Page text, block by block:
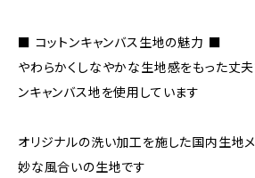
■ コットンキャンバス生地の魅力 ■
やわらかくしなやかな生地感をもった丈
ンキャンバス地を使用しています
オリジナルの洗い加工を施した国内生地
妙な風合いの生地です